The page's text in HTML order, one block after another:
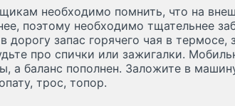
необходимо помнить, что на
поэтому необходимо тщательнее
дорогу запас горячего чая в термосе,
про спички или зажигалки.
а баланс пополнен. Заложите в
трос, топор.